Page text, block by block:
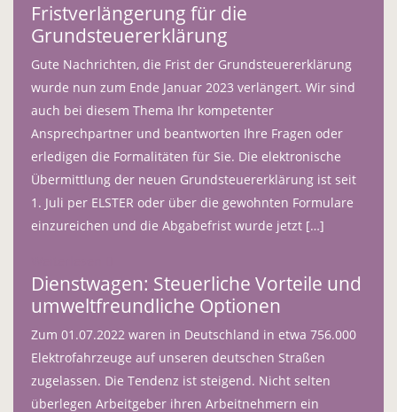
Fristverlängerung für die
Grundsteuererklärung
Gute Nachrichten, die Frist der Grundsteuererklärung
wurde nun zum Ende Januar 2023 verlängert. Wir sind
auch bei diesem Thema Ihr kompetenter
Ansprechpartner und beantworten Ihre Fragen oder
erledigen die Formalitäten für Sie. Die elektronische
Übermittlung der neuen Grundsteuererklärung ist seit
1. Juli per ELSTER oder über die gewohnten Formulare
einzureichen und die Abgabefrist wurde jetzt […]
Dienstwagen: Steuerliche Vorteile und
umweltfreundliche Optionen
Zum 01.07.2022 waren in Deutschland in etwa 756.000
Elektrofahrzeuge auf unseren deutschen Straßen
zugelassen. Die Tendenz ist steigend. Nicht selten
überlegen Arbeitgeber ihren Arbeitnehmern ein